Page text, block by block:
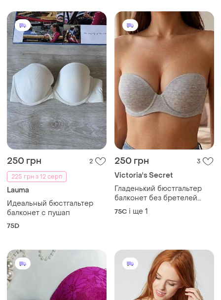
250 грн
2
225 грн з 12 серп
Lauma
Идеальный бюстгальтер
балконет с пушап
75D
250 грн 3
Victoria's Secret
Гладенький бюстгальтер
балконет без бретелей
бюстгальтер пуш-ап
victoria's secret
75C і ще 1